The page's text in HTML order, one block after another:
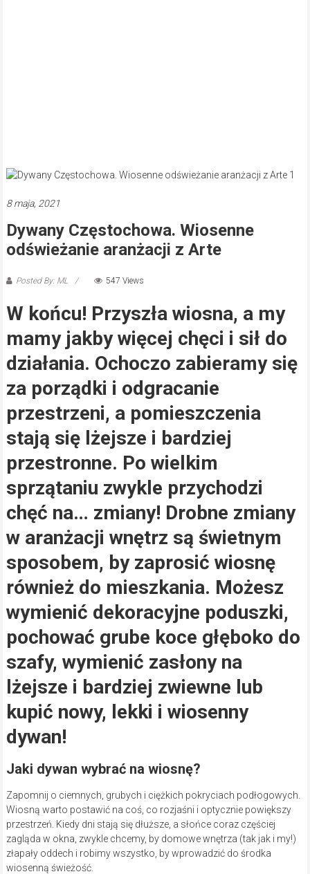
8 maja, 2021
Dywany Częstochowa. Wiosenne
odświeżanie aranżacji z Arte
Posted By: ML 547 Views
W końcu! Przyszła wiosna, a my
mamy jakby więcej chęci i sił do
działania. Ochoczo zabieramy się
za porządki i odgracanie
przestrzeni, a pomieszczenia
stają się lżejsze i bardziej
przestronne. Po wielkim
sprzątaniu zwykle przychodzi
chęć na… zmiany! Drobne zmiany
w aranżacji wnętrz są świetnym
sposobem, by zaprosić wiosnę
również do mieszkania. Możesz
wymienić dekoracyjne poduszki,
pochować grube koce głęboko do
szafy, wymienić zasłony na
lżejsze i bardziej zwiewne lub
kupić nowy, lekki i wiosenny
dywan!
Jaki dywan wybrać na wiosnę?
Zapomnij o ciemnych, grubych i ciężkich pokryciach podłogowych.
Wiosną warto postawić na coś, co rozjaśni i optycznie powiększy
przestrzeń. Kiedy dni stają się dłuższe, a słońce coraz częściej
zagląda w okna, zwykle chcemy, by domowe wnętrza (tak jak i my!)
złapały oddech i robimy wszystko, by wprowadzić do środka
wiosenną świeżość.